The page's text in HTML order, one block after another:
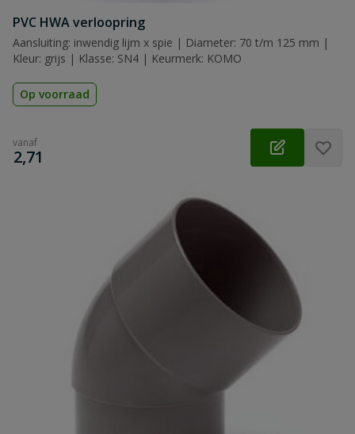
PVC HWA verloopring
Aansluiting: inwendig lijm x spie | Diameter: 70 t/m 125 mm |
Kleur: grijs | Klasse: SN4 | Keurmerk: KOMO
Op voorraad
vanaf
€
2,71